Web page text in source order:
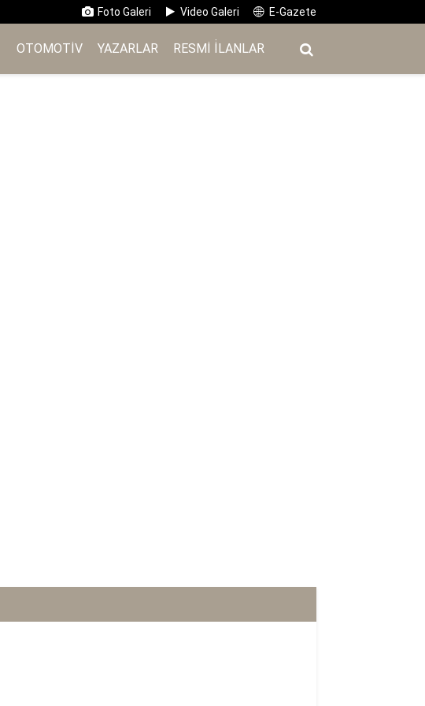
Foto Galeri Video Galeri E-Gazete
OTOMOTIV YAZARLAR RESMI İ̇LANLAR